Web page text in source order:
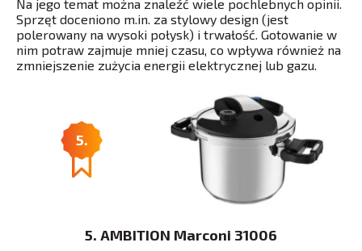
Na jego temat można znaleźć wiele pochlebnych opinii.
Sprzęt doceniono m.in. za stylowy design (jest
polerowany na wysoki połysk) i trwałość. Gotowanie w
nim potraw zajmuje mniej czasu, co wpływa również na
zmniejszenie zużycia energii elektrycznej lub gazu.
5.
5. AMBITION Marconi 31006